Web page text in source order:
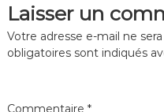
Laisser un
Votre adresse e-mail ne
obligatoires sont indiqués
Commentaire *